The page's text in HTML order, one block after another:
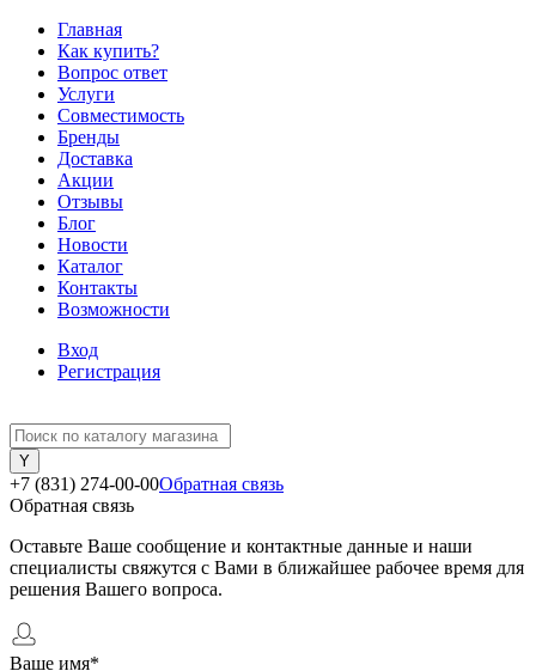
Главная
Как купить?
Вопрос ответ
Услуги
Совместимость
Бренды
Доставка
Акции
Отзывы
Блог
Новости
Каталог
Контакты
Возможности
Вход
Регистрация
+7 (831) 274-00-00Обратная связь
Обратная связь
Оставьте Ваше сообщение и контактные данные и наши
специалисты свяжутся с Вами в ближайшее рабочее время для
решения Вашего вопроса.
Ваше имя*